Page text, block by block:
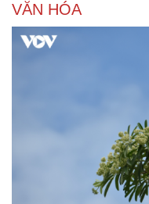
VĂN HÓA